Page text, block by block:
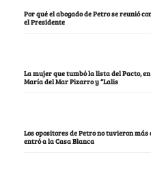
Por qué el abogado de Petro se reunió
el Presidente
La mujer que tumbó la lista del Pacto,
María del Mar Pizarro y “Lalis
Los opositores de Petro no tuvieron
entró a la Casa Blanca